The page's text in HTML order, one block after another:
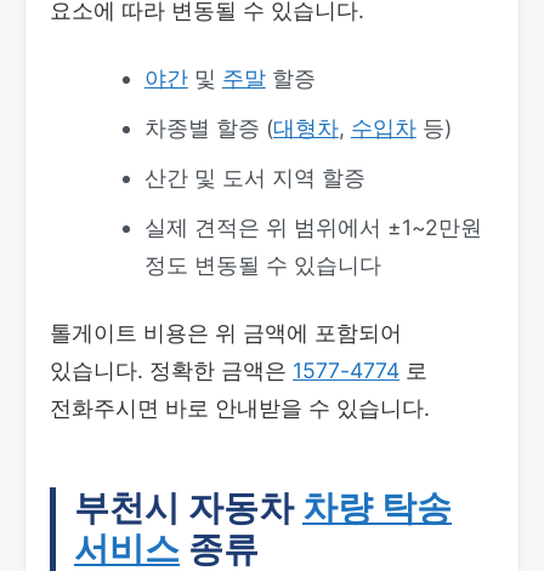
요소에 따라 변동될 수 있습니다.
야간및 주말할증
차종별 할증 (대형차, 수입차등)
산간 및 도서 지역 할증
실제 견적은 위 범위에서 ±1~2만원
정도 변동될 수 있습니다
톨게이트 비용은 위 금액에 포함되어
있습니다. 정확한 금액은 1577-4774 로
전화주시면 바로 안내받을 수 있습니다.
부천시 자동차 차량 탁송
서비스 종류